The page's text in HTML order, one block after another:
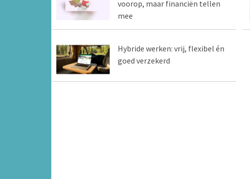
voorop, maar financiën tellen
mee
Hybride werken: vrij, flexibel én
goed verzekerd